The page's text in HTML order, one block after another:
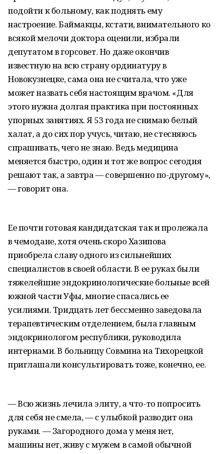
подойти к больному, как поднять ему
настроение. Баймакцы, кстати, внимательного ко
всякой мелочи доктора оценили, избрали
депутатом в горсовет. Но даже окончив
известную на всю страну ординатуру в
Новокузнецке, сама она не считала, что уже
может назвать себя настоящим врачом. «Для
этого нужна долгая практика при постоянных
упорных занятиях. Я 53 года не снимаю белый
халат, а до сих пор учусь, читаю, не стесняюсь
спрашивать, чего не знаю. Ведь медицина
меняется быстро, один и тот же вопрос сегодня
решают так, а завтра — совершенно по-другому»,
— говорит она.
Ее почти готовая кандидатская так и пролежала
в чемодане, хотя очень скоро Хазипова
приобрела славу одного из сильнейших
специалистов в своей области. В ее руках были
тяжелейшие эндокринологические больные всей
южной части Уфы, многие спасались ее
усилиями. Тридцать лет бессменно заведовала
терапевтическим отделением, была главным
эндокринологом республики, руководила
интернами. В больницу Совмина на Тихорецкой
приглашали консультировать тоже, конечно, ее.
— Всю жизнь лечила элиту, а что-то попросить
для себя не смела, — с улыбкой разводит она
руками. — Загородного дома у меня нет,
машины нет, живу с мужем в самой обычной